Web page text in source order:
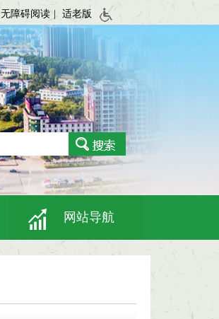
无障碍阅读 | 适老版
网站导航